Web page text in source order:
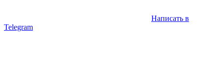
Написать в
Telegram